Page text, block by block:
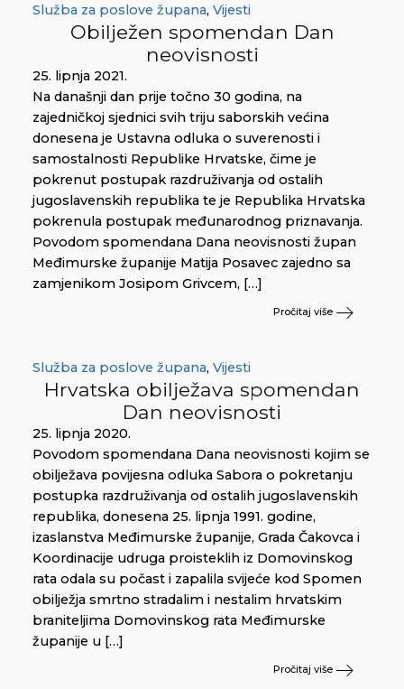
Služba za poslove župana, Vijesti
Obilježen spomendan Dan
neovisnosti
25. lipnja 2021.
Na današnji dan prije točno 30 godina, na
zajedničkoj sjednici svih triju saborskih većina
donesena je Ustavna odluka o suverenosti i
samostalnosti Republike Hrvatske, čime je
pokrenut postupak razdruživanja od ostalih
jugoslavenskih republika te je Republika Hrvatska
pokrenula postupak međunarodnog priznavanja.
Povodom spomendana Dana neovisnosti župan
Međimurske županije Matija Posavec zajedno sa
zamjenikom Josipom Grivcem, […]
Pročitaj više
Služba za poslove župana, Vijesti
Hrvatska obilježava spomendan
Dan neovisnosti
25. lipnja 2020.
Povodom spomendana Dana neovisnosti kojim se
obilježava povijesna odluka Sabora o pokretanju
postupka razdruživanja od ostalih jugoslavenskih
republika, donesena 25. lipnja 1991. godine,
izaslanstva Međimurske županije, Grada Čakovca i
Koordinacije udruga proisteklih iz Domovinskog
rata odala su počast i zapalila svijeće kod Spomen
obilježja smrtno stradalim i nestalim hrvatskim
braniteljima Domovinskog rata Međimurske
županije u […]
Pročitaj više